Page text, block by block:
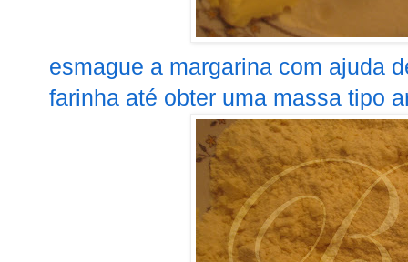
esmague a margarina com ajuda
farinha até obter uma massa tipo